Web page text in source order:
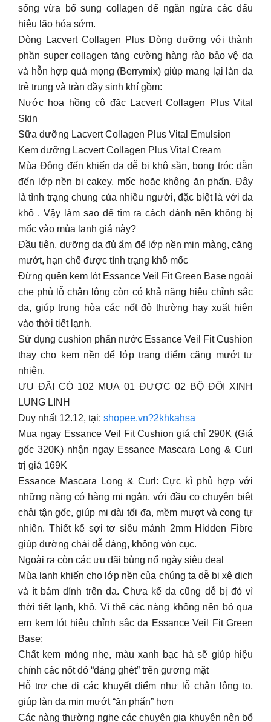
sống vừa bổ sung collagen để ngăn ngừa các dấu
hiệu lão hóa sớm.
Dòng Lacvert Collagen Plus Dòng dưỡng với thành
phần super collagen tăng cường hàng rào bảo vệ da
và hỗn hợp quả mọng (Berrymix) giúp mang lại làn da
trẻ trung và tràn đầy sinh khí gồm:
Nước hoa hồng cô đặc Lacvert Collagen Plus Vital
Skin
Sữa dưỡng Lacvert Collagen Plus Vital Emulsion
Kem dưỡng Lacvert Collagen Plus Vital Cream
Mùa Đông đến khiến da dễ bị khô sần, bong tróc dẫn
đến lớp nền bị cakey, mốc hoặc không ăn phấn. Đây
là tình trạng chung của nhiều người, đặc biệt là với da
khô . Vậy làm sao để tìm ra cách đánh nền không bị
mốc vào mùa lạnh giá này?
Đầu tiên, dưỡng da đủ ẩm để lớp nền mịn màng, căng
mướt, hạn chế được tình trạng khô mốc
Đừng quên kem lót Essance Veil Fit Green Base ngoài
che phủ lỗ chân lông còn có khả năng hiệu chỉnh sắc
da, giúp trung hòa các nốt đỏ thường hay xuất hiện
vào thời tiết lạnh.
Sử dụng cushion phấn nước Essance Veil Fit Cushion
thay cho kem nền để lớp trang điểm căng mướt tự
nhiên.
ƯU ĐÃI CÓ 102 MUA 01 ĐƯỢC 02 BỘ ĐÔI XINH
LUNG LINH
Duy nhất 12.12, tại: shopee.vn?2khkahsa
Mua ngay Essance Veil Fit Cushion giá chỉ 290K (Giá
gốc 320K) nhận ngay Essance Mascara Long & Curl
trị giá 169K
Essance Mascara Long & Curl: Cực kì phù hợp với
những nàng có hàng mi ngắn, với đầu cọ chuyên biệt
chải tận gốc, giúp mi dài tối đa, mềm mượt và cong tự
nhiên. Thiết kế sợi tơ siêu mảnh 2mm Hidden Fibre
giúp đường chải dễ dàng, không vón cục.
Ngoài ra còn các ưu đãi bùng nổ ngày siêu deal
Mùa lạnh khiến cho lớp nền của chúng ta dễ bị xê dịch
và ít bám dính trên da. Chưa kể da cũng dễ bị đỏ vì
thời tiết lạnh, khô. Vì thế các nàng không nên bỏ qua
em kem lót hiệu chỉnh sắc da Essance Veil Fit Green
Base:
Chất kem mỏng nhẹ, màu xanh bạc hà sẽ giúp hiệu
chỉnh các nốt đỏ “đáng ghét” trên gương mặt
Hỗ trợ che đi các khuyết điểm như lỗ chân lông to,
giúp làn da mịn mướt “ăn phấn” hơn
Các nàng thường nghe các chuyên gia khuyên nên bổ